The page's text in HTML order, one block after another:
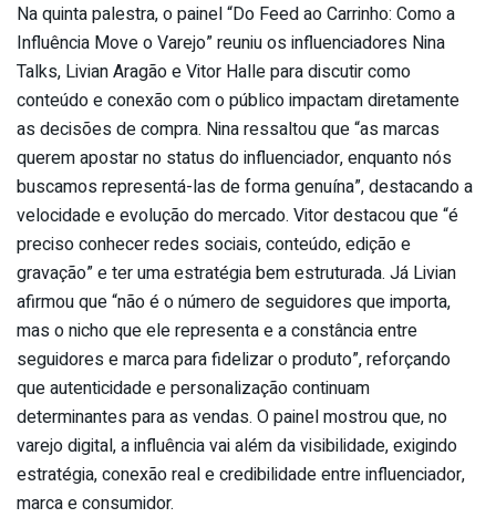
Na quinta palestra, o painel “Do Feed ao Carrinho: Como a
Influência Move o Varejo” reuniu os influenciadores Nina
Talks, Livian Aragão e Vitor Halle para discutir como
conteúdo e conexão com o público impactam diretamente
as decisões de compra. Nina ressaltou que “as marcas
querem apostar no status do influenciador, enquanto nós
buscamos representá-las de forma genuína”, destacando a
velocidade e evolução do mercado. Vitor destacou que “é
preciso conhecer redes sociais, conteúdo, edição e
gravação” e ter uma estratégia bem estruturada. Já Livian
afirmou que “não é o número de seguidores que importa,
mas o nicho que ele representa e a constância entre
seguidores e marca para fidelizar o produto”, reforçando
que autenticidade e personalização continuam
determinantes para as vendas. O painel mostrou que, no
varejo digital, a influência vai além da visibilidade, exigindo
estratégia, conexão real e credibilidade entre influenciador,
marca e consumidor.